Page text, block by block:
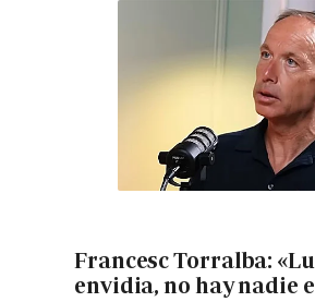
Francesc Torralba:
envidia, no hay nadie